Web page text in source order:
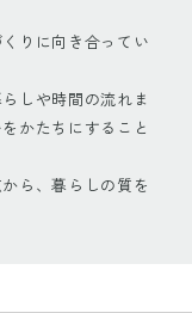
りに向き合ってい
しや時間の流れま
かたちにすること
ら、暮らしの質を